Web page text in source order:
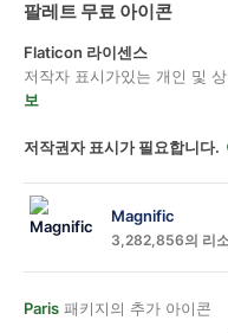
팔레트 무료 아이콘
Flaticon 라이센스
저작자 표시가있는 개인 및
보
저작권자 표시가 필요합니다.
Magnific
3,282,856의 리
Paris 패키지의 추가 아이콘